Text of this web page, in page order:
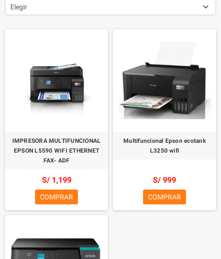
Elegir
IMPRESORA MULTIFUNCIONAL
EPSON L5590 WIFI ETHERNET
FAX- ADF
S/ 1,199
COMPRAR
Multifuncional Epson ecotank
L3250 wifi
S/ 999
COMPRAR